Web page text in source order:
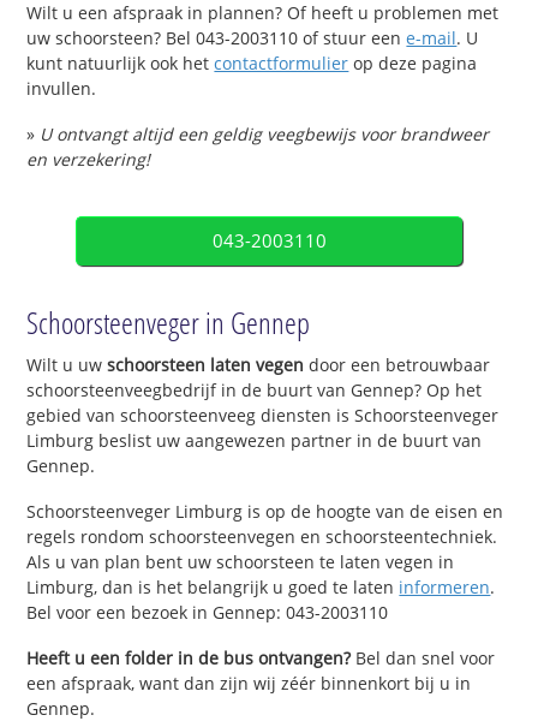
Wilt u een afspraak in plannen? Of heeft u problemen met
uw schoorsteen? Bel 043-2003110 of stuur eene-mail. U
kunt natuurlijk ook hetcontactformulier op deze pagina
invullen.
» U ontvangt altijd een geldig veegbewijs voor brandweer
en verzekering!
043-2003110
Schoorsteenveger in Gennep
Wilt u uwschoorsteen laten vegen door een betrouwbaar
schoorsteenveegbedrijf in de buurt van Gennep? Op het
gebied van schoorsteenveeg diensten is Schoorsteenveger
Limburg beslist uw aangewezen partner in de buurt van
Gennep.
Schoorsteenveger Limburg is op de hoogte van de eisen en
regels rondom schoorsteenvegen en schoorsteentechniek.
Als u van plan bent uw schoorsteen te laten vegen in
Limburg, dan is het belangrijk u goed te laten informeren.
Bel voor een bezoek in Gennep: 043-2003110
Heeft u een folder in de bus ontvangen?Bel dan snel voor
een afspraak, want dan zijn wij zéér binnenkort bij u in
Gennep.